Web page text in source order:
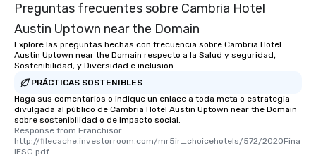
Preguntas frecuentes sobre Cambria Hotel
Austin Uptown near the Domain
Explore las preguntas hechas con frecuencia sobre Cambria Hotel
Austin Uptown near the Domain respecto a la Salud y seguridad,
Sostenibilidad, y Diversidad e inclusión
PRÁCTICAS SOSTENIBLES
Haga sus comentarios o indique un enlace a toda meta o estrategia
divulgada al público de Cambria Hotel Austin Uptown near the Domain
sobre sostenibilidad o de impacto social.
Response from Franchisor:
http://filecache.investorroom.com/mr5ir_choicehotels/572/2020Fina
lESG.pdf